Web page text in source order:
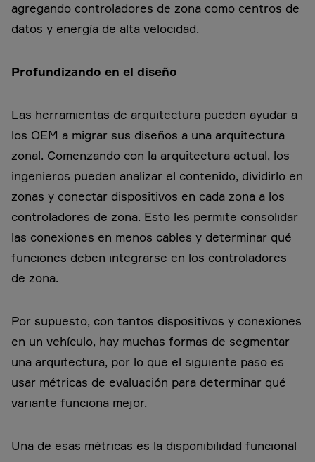
agregando controladores de zona como centros de
datos y energía de alta velocidad.
Profundizando en el diseño
Las herramientas de arquitectura pueden ayudar a
los OEM a migrar sus diseños a una arquitectura
zonal. Comenzando con la arquitectura actual, los
ingenieros pueden analizar el contenido, dividirlo en
zonas y conectar dispositivos en cada zona a los
controladores de zona. Esto les permite consolidar
las conexiones en menos cables y determinar qué
funciones deben integrarse en los controladores
de zona.
Por supuesto, con tantos dispositivos y conexiones
en un vehículo, hay muchas formas de segmentar
una arquitectura, por lo que el siguiente paso es
usar métricas de evaluación para determinar qué
variante funciona mejor.
Una de esas métricas es la disponibilidad funcional